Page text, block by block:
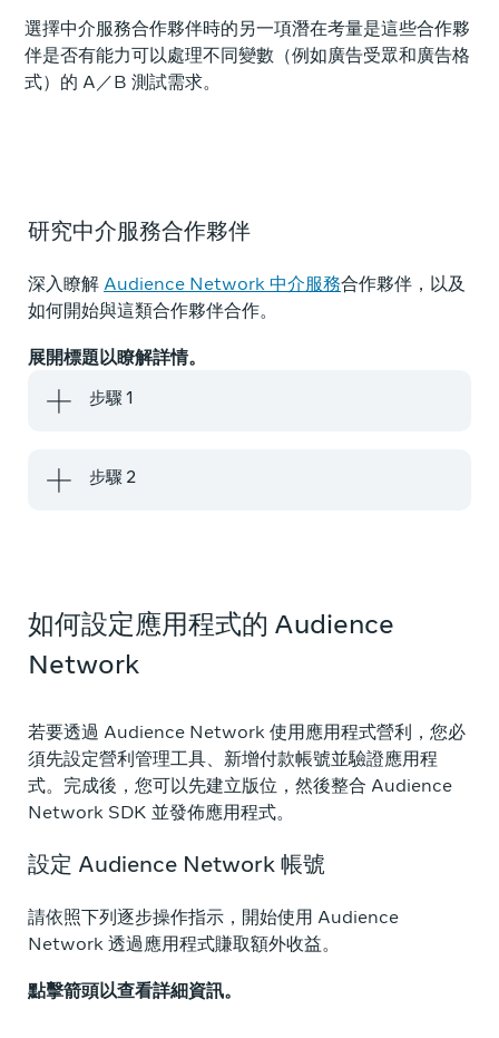
選擇中介服務合作夥伴時的另一項潛在考量是這些合作夥
伴是否有能力可以處理不同變數（例如廣告受眾和廣告格
式）的 A／B 測試需求。
研究中介服務合作夥伴
深入瞭解 Audience Network 中介服務合作夥伴，以及
如何開始與這類合作夥伴合作。
展開標題以瞭解詳情。
步驟 1
步驟 2
如何設定應用程式的 Audience
Network
若要透過 Audience Network 使用應用程式營利，您必
須先設定營利管理工具、新增付款帳號並驗證應用程
式。完成後，您可以先建立版位，然後整合 Audience
Network SDK 並發佈應用程式。
設定 Audience Network 帳號
請依照下列逐步操作指示，開始使用 Audience
Network 透過應用程式賺取額外收益。
點擊箭頭以查看詳細資訊。